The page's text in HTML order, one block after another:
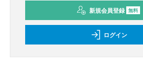
新規会員登録 無料
ログイン